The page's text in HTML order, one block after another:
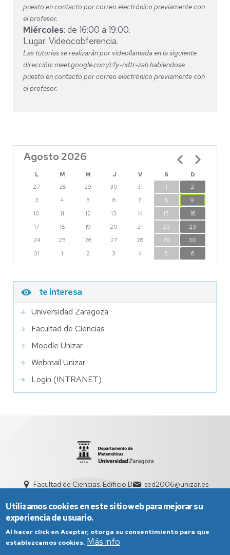
puesto en contacto por correo electrónico previamente con
el profesor.
Miércoles: de 16:00 a 19:00.
Lugar: Videocobferencia.
Las tutorías se realizarán por videollamada en la siguiente
dirección: meet.google.com/cfy-ndtr-zah habiendose
puesto en contacto por correo electrónico previamente con
el profesor.
Agosto 2026
L M M J V S
D
27
28 29 30 31 1
2
3
4 5 6 7 8
9
10
11 12 13 14 15
16
17
18 19 20 21 22
23
24
25 26 27 28 29
30
31
1 2 3 4 5 6
Paginación
te interesa
Universidad Zaragoza
Facultad de Ciencias
Moodle Unizar
Webmail Unizar
Login (INTRANET)
Facultad de Ciencias. Edificio B
sed2006@unizar.es
Utilizamos cookies en este sitio web para mejorar su
experiencia de usuario.
Al hacer click en Aceptar, otorga su consentimiento para que
establezcamos cookies. Más info